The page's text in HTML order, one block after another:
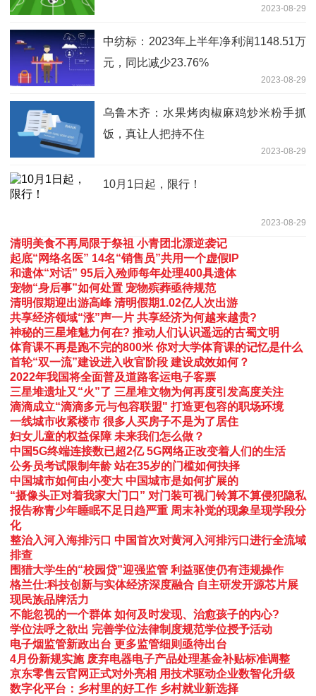
2023-08-29
中纺标：2023年上半年净利润1148.51万
元，同比减少23.76%
2023-08-29
乌鲁木齐：水果烤肉椒麻鸡炒米粉手抓
饭，真让人把持不住
2023-08-29
10月1日起，限行！
2023-08-29
清明美食不再局限于祭祖 小青团北漂逆袭记
起底“网络名医” 14名“销售员”共用一个虚假IP
和遗体“对话” 95后入殓师每年处理400具遗体
宠物“身后事”如何处置 宠物殡葬亟待规范
清明假期迎出游高峰 清明假期1.02亿人次出游
共享经济领域“涨”声一片 共享经济为何越来越贵?
神秘的三星堆魅力何在? 推动人们认识遥远的古蜀文明
体育课不再是跑不完的800米 你对大学体育课的记忆是什么
首轮“双一流”建设进入收官阶段 建设成效如何？
2022年我国将全面普及道路客运电子客票
三星堆遗址又“火”了 三星堆文物为何再度引发高度关注
滴滴成立“滴滴多元与包容联盟" 打造更包容的职场环境
一线城市收紧楼市 很多人买房子不是为了居住
妇女儿童的权益保障 未来我们怎么做？
中国5G终端连接数已超2亿 5G网络正改变着人们的生活
公务员考试限制年龄 站在35岁的门槛如何抉择
中国城市如何由小变大 中国城市是如何扩展的
“摄像头正对着我家大门口” 对门装可视门铃算不算侵犯隐私
报告称青少年睡眠不足日趋严重 周末补觉的现象呈现学段分
化
整治入河入海排污口 中国首次对黄河入河排污口进行全流域
排查
围猎大学生的“校园贷”迎强监管 利益驱使仍有违规操作
格兰仕:科技创新与实体经济深度融合 自主研发开源芯片展
现民族品牌活力
不能忽视的一个群体 如何及时发现、治愈孩子的内心?
学位法呼之欲出 完善学位法律制度规范学位授予活动
电子烟监管新政出台 更多监管细则亟待出台
4月份新规实施 废弃电器电子产品处理基金补贴标准调整
京东零售云官网正式对外亮相 用技术驱动企业数智化升级
数字化平台：乡村里的好工作 乡村就业新选择